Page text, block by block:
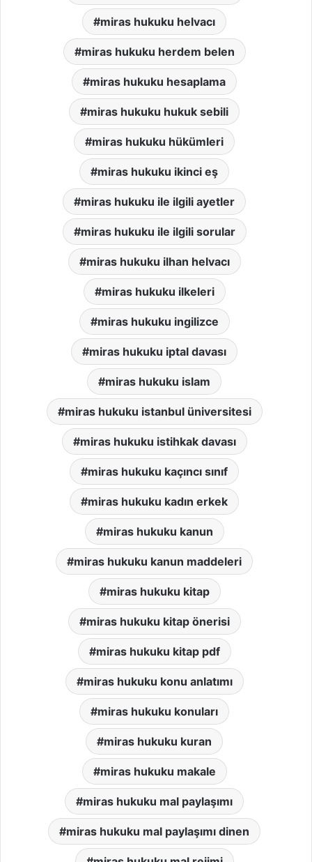
miras hukuku helvacı
miras hukuku herdem belen
miras hukuku hesaplama
miras hukuku hukuk sebili
miras hukuku hükümleri
miras hukuku ikinci eş
miras hukuku ile ilgili ayetler
miras hukuku ile ilgili sorular
miras hukuku ilhan helvacı
miras hukuku ilkeleri
miras hukuku ingilizce
miras hukuku iptal davası
miras hukuku islam
miras hukuku istanbul üniversitesi
miras hukuku istihkak davası
miras hukuku kaçıncı sınıf
miras hukuku kadın erkek
miras hukuku kanun
miras hukuku kanun maddeleri
miras hukuku kitap
miras hukuku kitap önerisi
miras hukuku kitap pdf
miras hukuku konu anlatımı
miras hukuku konuları
miras hukuku kuran
miras hukuku makale
miras hukuku mal paylaşımı
miras hukuku mal paylaşımı dinen